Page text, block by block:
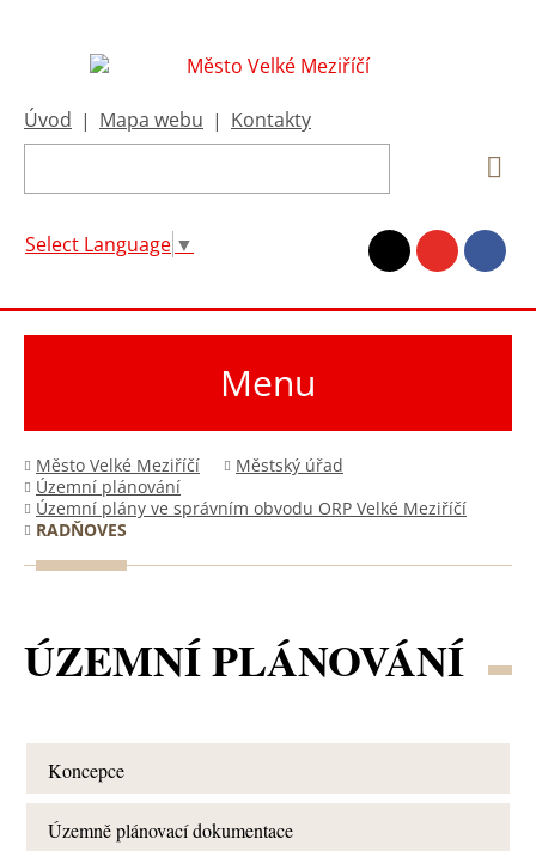
Úvod | Mapa webu | Kontakty
Select Language ▼
Menu
Město Velké Meziříčí
Městský úřad
Územní plánování
Územní plány ve správním obvodu ORP Velké Meziříčí
RADŇOVES
ÚZEMNÍ PLÁNOVÁNÍ
Koncepce
Územně plánovací dokumentace